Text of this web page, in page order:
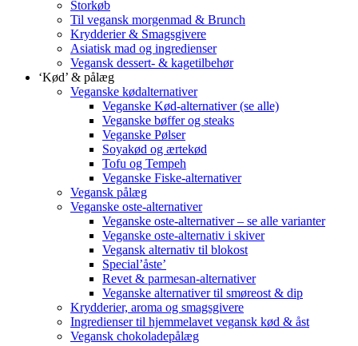
Storkøb
Til vegansk morgenmad & Brunch
Krydderier & Smagsgivere
Asiatisk mad og ingredienser
Vegansk dessert- & kagetilbehør
‘Kød’ & pålæg
Veganske kødalternativer
Veganske Kød-alternativer (se alle)
Veganske bøffer og steaks
Veganske Pølser
Soyakød og ærtekød
Tofu og Tempeh
Veganske Fiske-alternativer
Vegansk pålæg
Veganske oste-alternativer
Veganske oste-alternativer – se alle varianter
Veganske oste-alternativ i skiver
Vegansk alternativ til blokost
Special’åste’
Revet & parmesan-alternativer
Veganske alternativer til smøreost & dip
Krydderier, aroma og smagsgivere
Ingredienser til hjemmelavet vegansk kød & åst
Vegansk chokoladepålæg